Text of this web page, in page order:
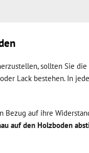
sollten Sie
Lack bestehen. In
Bezug auf ihre
auf den Holzboden